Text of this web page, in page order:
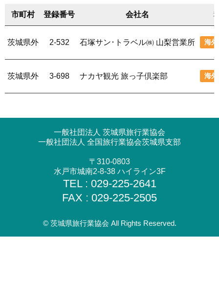
市町村 登録番号 会社名
茨城県外 2-532 石塚サン･トラベル㈱ 山梨営業所 海
茨城県外 3-698 ナカヤ観光 旅っ子倶楽部 海
一般社団法人 茨城県旅行業協会
一般社団法人 全国旅行業協会茨城県支部
〒310-0803
水戸市城南2-8-38 ハイライン3F
TEL : 029-225-2641
FAX : 029-225-2505
© 茨城県旅行業協会 All Rights Reserved.